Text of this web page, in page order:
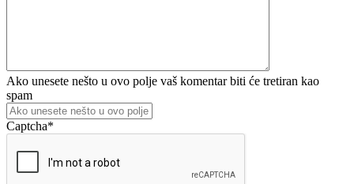
Ako unesete nešto u ovo polje vaš komentar biti će tretiran kao
spam
Captcha*